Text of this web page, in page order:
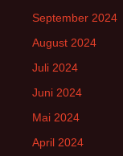
September 2024
August 2024
Juli 2024
Juni 2024
Mai 2024
April 2024